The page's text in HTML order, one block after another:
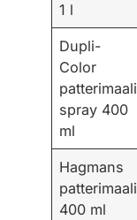
1 l
Dupli-
Color
patterimaali
spray 400
ml
Hagmans
patterimaali
400 ml